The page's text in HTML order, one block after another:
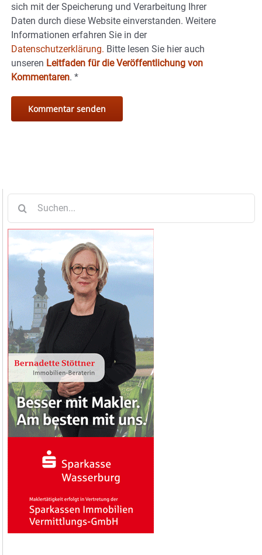
sich mit der Speicherung und Verarbeitung Ihrer
Daten durch diese Website einverstanden. Weitere
Informationen erfahren Sie in der
Datenschutzerklärung. Bitte lesen Sie hier auch
unseren Leitfaden für die Veröffentlichung von
Kommentaren. *
nach: